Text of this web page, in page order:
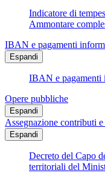
Indicatore di
Ammontare
IBAN e pagamenti
Espandi
IBAN e pagamenti
Opere pubbliche
Espandi
Assegnazione contributi
Espandi
Decreto del Capo
territoriali del